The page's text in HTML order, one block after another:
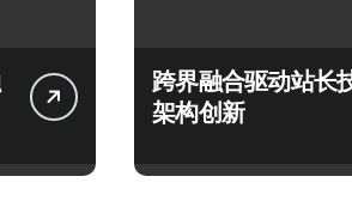
跨界融合驱动站长
架构创新